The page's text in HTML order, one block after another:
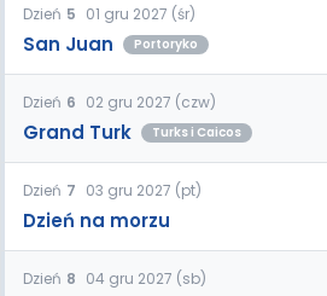
Dzień 5 01 gru 2027 (śr)
San Juan Portoryko
Dzień 6 02 gru 2027 (czw)
Grand Turk Turks i Caicos
Dzień 7 03 gru 2027 (pt)
Dzień na morzu
Dzień 8 04 gru 2027 (sb)